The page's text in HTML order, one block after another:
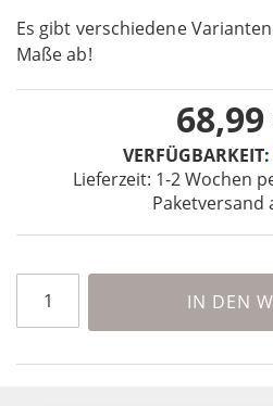
Es gibt verschiedene
Maße ab!
VERFÜGBARKEIT:
Lieferzeit: 1-2 Wochen
Paketversand
68,99
IN DEN
images
gallery